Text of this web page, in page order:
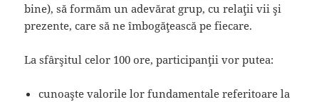
bine), să formăm un adevărat grup, cu relaţii vii şi
prezente, care să ne îmbogăţească pe fiecare.
La sfârşitul celor 100 ore, participanţii vor putea:
cunoaşte valorile lor fundamentale referitoare la